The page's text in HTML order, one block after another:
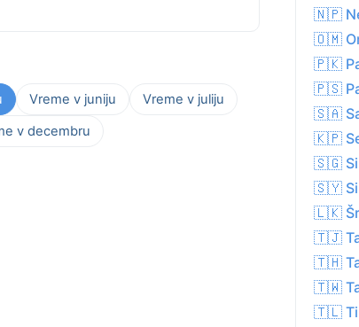
Vreme v juniju
Vreme v juliju
v decembru
🇳🇵
🇴🇲
🇵🇰
🇵🇸
🇸🇦
🇰🇵
🇸🇬
🇸🇾
🇱🇰
🇹🇯
🇹🇭
🇹🇼
🇹🇱